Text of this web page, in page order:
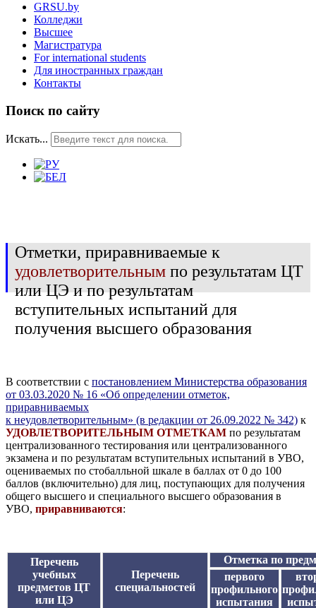
GRSU.by
Колледжи
Высшее
Магистратура
For international students
Для иностранных граждан
Контакты
Поиск по сайту
Искать...
Отметки, приравниваемые к
удовлетворительным по результатам ЦТ
или ЦЭ и по результатам
вступительных испытаний для
получения высшего образования
В соответствии с постановлением Министерства образования
от 03.03.2020 № 16 «Об определении отметок,
приравниваемых
к неудовлетворительным» (в редакции от 26.09.2022 № 342) к
УДОВЛЕТВОРИТЕЛЬНЫМ ОТМЕТКАМ по результатам
централизованного тестирования или централизованного
экзамена и по результатам вступительных испытаний в УВО,
оцениваемых по стобалльной шкале в баллах от 0 до 100
баллов (включительно) для лиц, поступающих для получения
общего высшего и специального высшего образования в
УВО, приравниваются:
Перечень
учебных
предметов ЦТ
или ЦЭ
Перечень
специальностей
Отметка по
первого
профильного
испытания